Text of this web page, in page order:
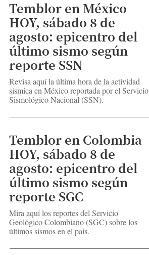
Temblor en México
HOY, sábado 8 de
agosto: epicentro del
último sismo según
reporte SSN
Revisa aquí la última hora de la actividad
sísmica en México reportada por el Servicio
Sismológico Nacional (SSN).
Temblor en Colombia
HOY, sábado 8 de
agosto: epicentro del
último sismo según
reporte SGC
Mira aquí los reportes del Servicio
Geológico Colombiano (SGC) sobre los
últimos sismos en el país.